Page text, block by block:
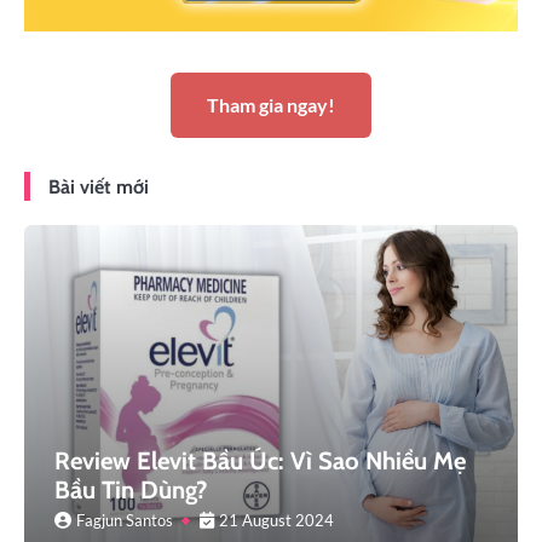
Tham gia ngay!
Bài viết mới
Review Elevit Bầu Úc: Vì Sao Nhiều Mẹ
Bầu Tin Dùng?
Fagjun Santos 21 August 2024